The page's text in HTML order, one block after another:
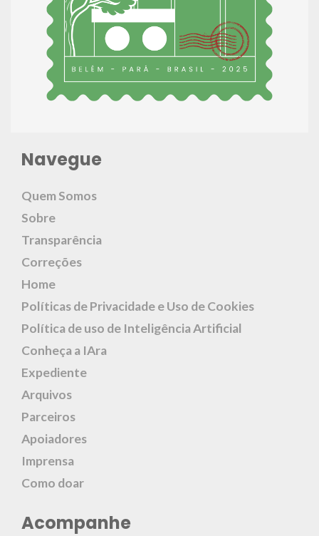
Navegue
Quem Somos
Sobre
Transparência
Correções
Home
Políticas de Privacidade e Uso de Cookies
Política de uso de Inteligência Artificial
Conheça a IAra
Expediente
Arquivos
Parceiros
Apoiadores
Imprensa
Como doar
Acompanhe